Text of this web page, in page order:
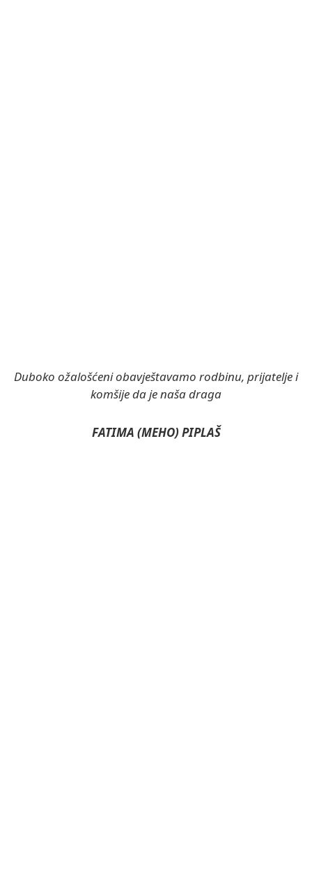
Duboko ožalošćeni obavještavamo rodbinu, prijatelje i
komšije da je naša draga
FATIMA (MEHO) PIPLAŠ